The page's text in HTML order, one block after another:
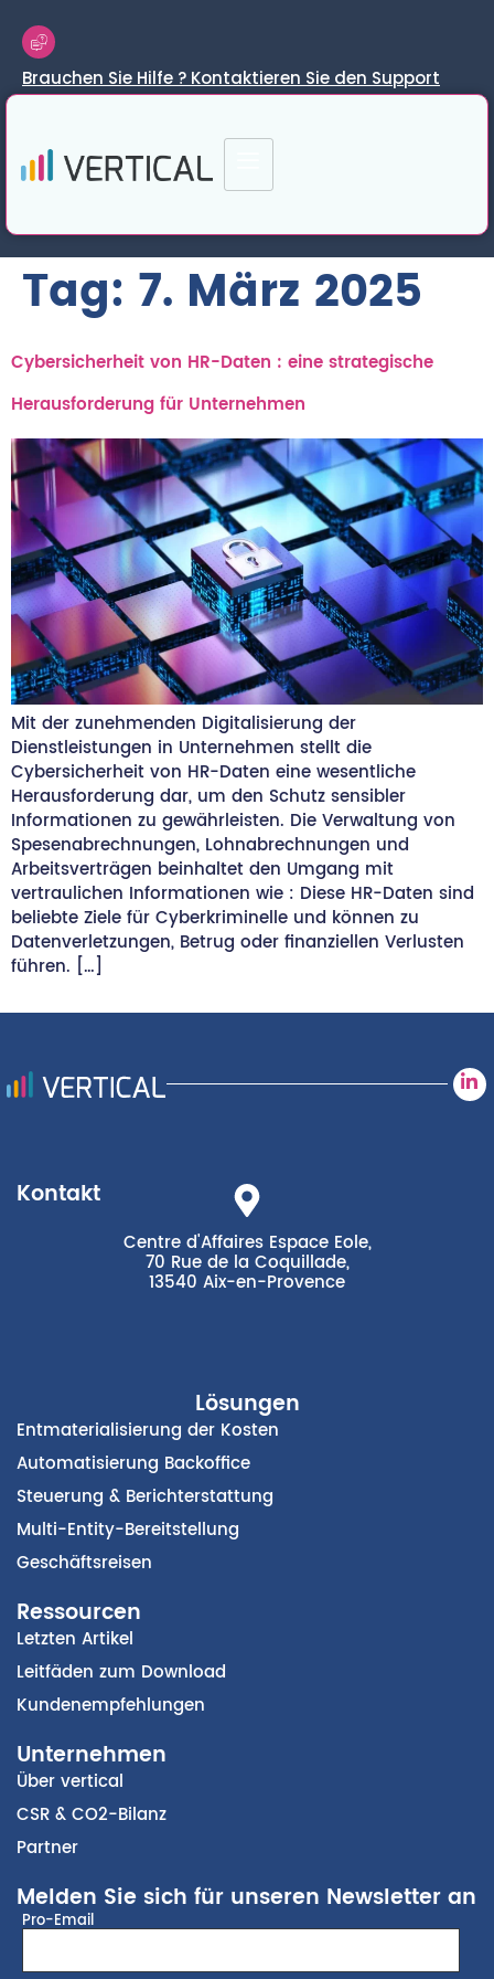
Brauchen Sie Hilfe ? Kontaktieren Sie den Support
Tag: 7. März 2025
Cybersicherheit von HR-Daten : eine strategische
Herausforderung für Unternehmen
Mit der zunehmenden Digitalisierung der
Dienstleistungen in Unternehmen stellt die
Cybersicherheit von HR-Daten eine wesentliche
Herausforderung dar, um den Schutz sensibler
Informationen zu gewährleisten. Die Verwaltung von
Spesenabrechnungen, Lohnabrechnungen und
Arbeitsverträgen beinhaltet den Umgang mit
vertraulichen Informationen wie : Diese HR-Daten sind
beliebte Ziele für Cyberkriminelle und können zu
Datenverletzungen, Betrug oder finanziellen Verlusten
führen. […]
Kontakt
Centre d'Affaires Espace Eole,
70 Rue de la Coquillade,
13540 Aix-en-Provence
Lösungen
Entmaterialisierung der Kosten
Automatisierung Backoffice
Steuerung & Berichterstattung
Multi-Entity-Bereitstellung
Geschäftsreisen
Ressourcen
Letzten Artikel
Leitfäden zum Download
Kundenempfehlungen
Unternehmen
Über vertical
CSR & CO2-Bilanz
Partner
Melden Sie sich für unseren Newsletter an
Pro-Email